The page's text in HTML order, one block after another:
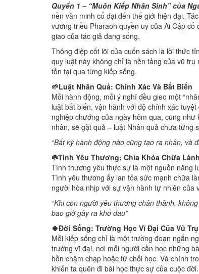
Quyển 1 – “Muôn Kiếp Nhân Sinh” của
nền văn minh cổ đại đến thế giới hiện đại.
vương triều Pharaoh quyền uy của Ai Cập
giao của tác giả đang sống.
Thông điệp cốt lõi của cuốn sách là lời thức
quy luật này không chỉ là nền tảng của vũ
tồn tại qua từng kiếp sống.
🌱Luật Nhân Quả: Chính Xác Và Bất Biến
Mỗi hành động, mỗi ý nghĩ đều gieo một
luật bất biến, vận hành với độ chính xác
nghiệp chướng của ngày hôm qua, cũng như
nhân, sẽ gặt quả – luật Nhân quả chưa từng
“Bất kỳ hành động nào cũng tạo ra nhân, và
☘️Tình Yêu Thương: Chìa Khóa Chữa
Tình thương yêu thực sự là một nguồn năng
Tình yêu thương ấy lan tỏa sức mạnh chữa
người hòa nhịp với sự vận hành tự nhiên
“Khi con người yêu thương chân thành,
bao giờ gây ra khổ đau”
🍀Đời Sống: Trường Học Vĩ Đại Của Vũ Trụ
Mỗi kiếp sống chỉ là một trường đoạn ngắn
trường vĩ đại, nơi mỗi người cần học những
hồn chậm chạp hoặc từ chối học. Và chính
khiến ta quên đi bài học thực sự của cuộc đời.